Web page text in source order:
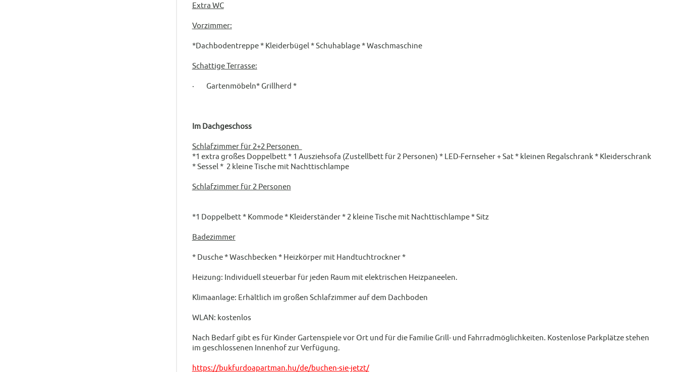
Extra WC
Vorzimmer:
*Dachbodentreppe * Kleiderbügel * Schuhablage * Waschmaschine
Schattige Terrasse:
· Gartenmöbeln* Grillherd *
Im Dachgeschoss
Schlafzimmer für 2+2 Personen
*1 extra großes Doppelbett * 1 Ausziehsofa (Zustellbett für 2 Personen) * LED-Fernseher + Sat * kleinen Regalschrank * Kleiderschrank
* Sessel * 2 kleine Tische mit Nachttischlampe
Schlafzimmer für 2 Personen
*1 Doppelbett * Kommode * Kleiderständer * 2 kleine Tische mit Nachttischlampe * Sitz
Badezimmer
* Dusche * Waschbecken * Heizkörper mit Handtuchtrockner *
Heizung: Individuell steuerbar für jeden Raum mit elektrischen Heizpaneelen.
Klimaanlage: Erhältlich im großen Schlafzimmer auf dem Dachboden
WLAN: kostenlos
Nach Bedarf gibt es für Kinder Gartenspiele vor Ort und für die Familie Grill- und Fahrradmöglichkeiten. Kostenlose Parkplätze stehen
im geschlossenen Innenhof zur Verfügung.
https://bukfurdoapartman.hu/de/buchen-sie-jetzt/